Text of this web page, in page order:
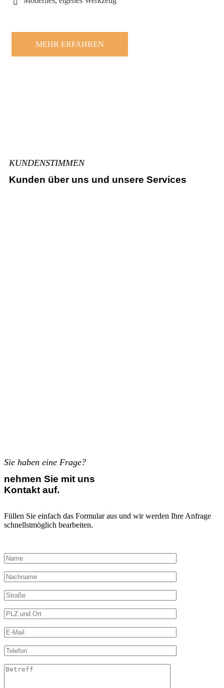
MEHR ERFAHREN
KUNDENSTIMMEN
Kunden über uns und unsere Services
Sie haben eine Frage?
nehmen Sie mit uns
Kontakt auf.
Füllen Sie einfach das Formular aus und wir werden Ihre Anfrage
schnellstmöglich bearbeiten.